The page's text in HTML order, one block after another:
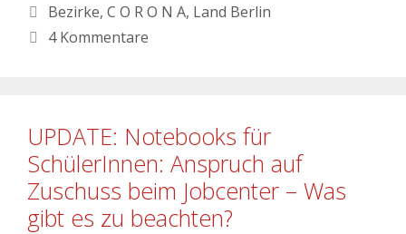
Bezirke, C O R O N A, Land Berlin
4 Kommentare
UPDATE: Notebooks für
SchülerInnen: Anspruch auf
Zuschuss beim Jobcenter – Was
gibt es zu beachten?